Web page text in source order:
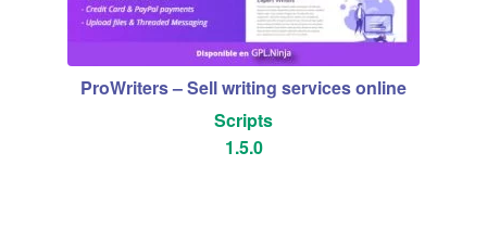
ProWriters – Sell writing services online
Scripts
1.5.0